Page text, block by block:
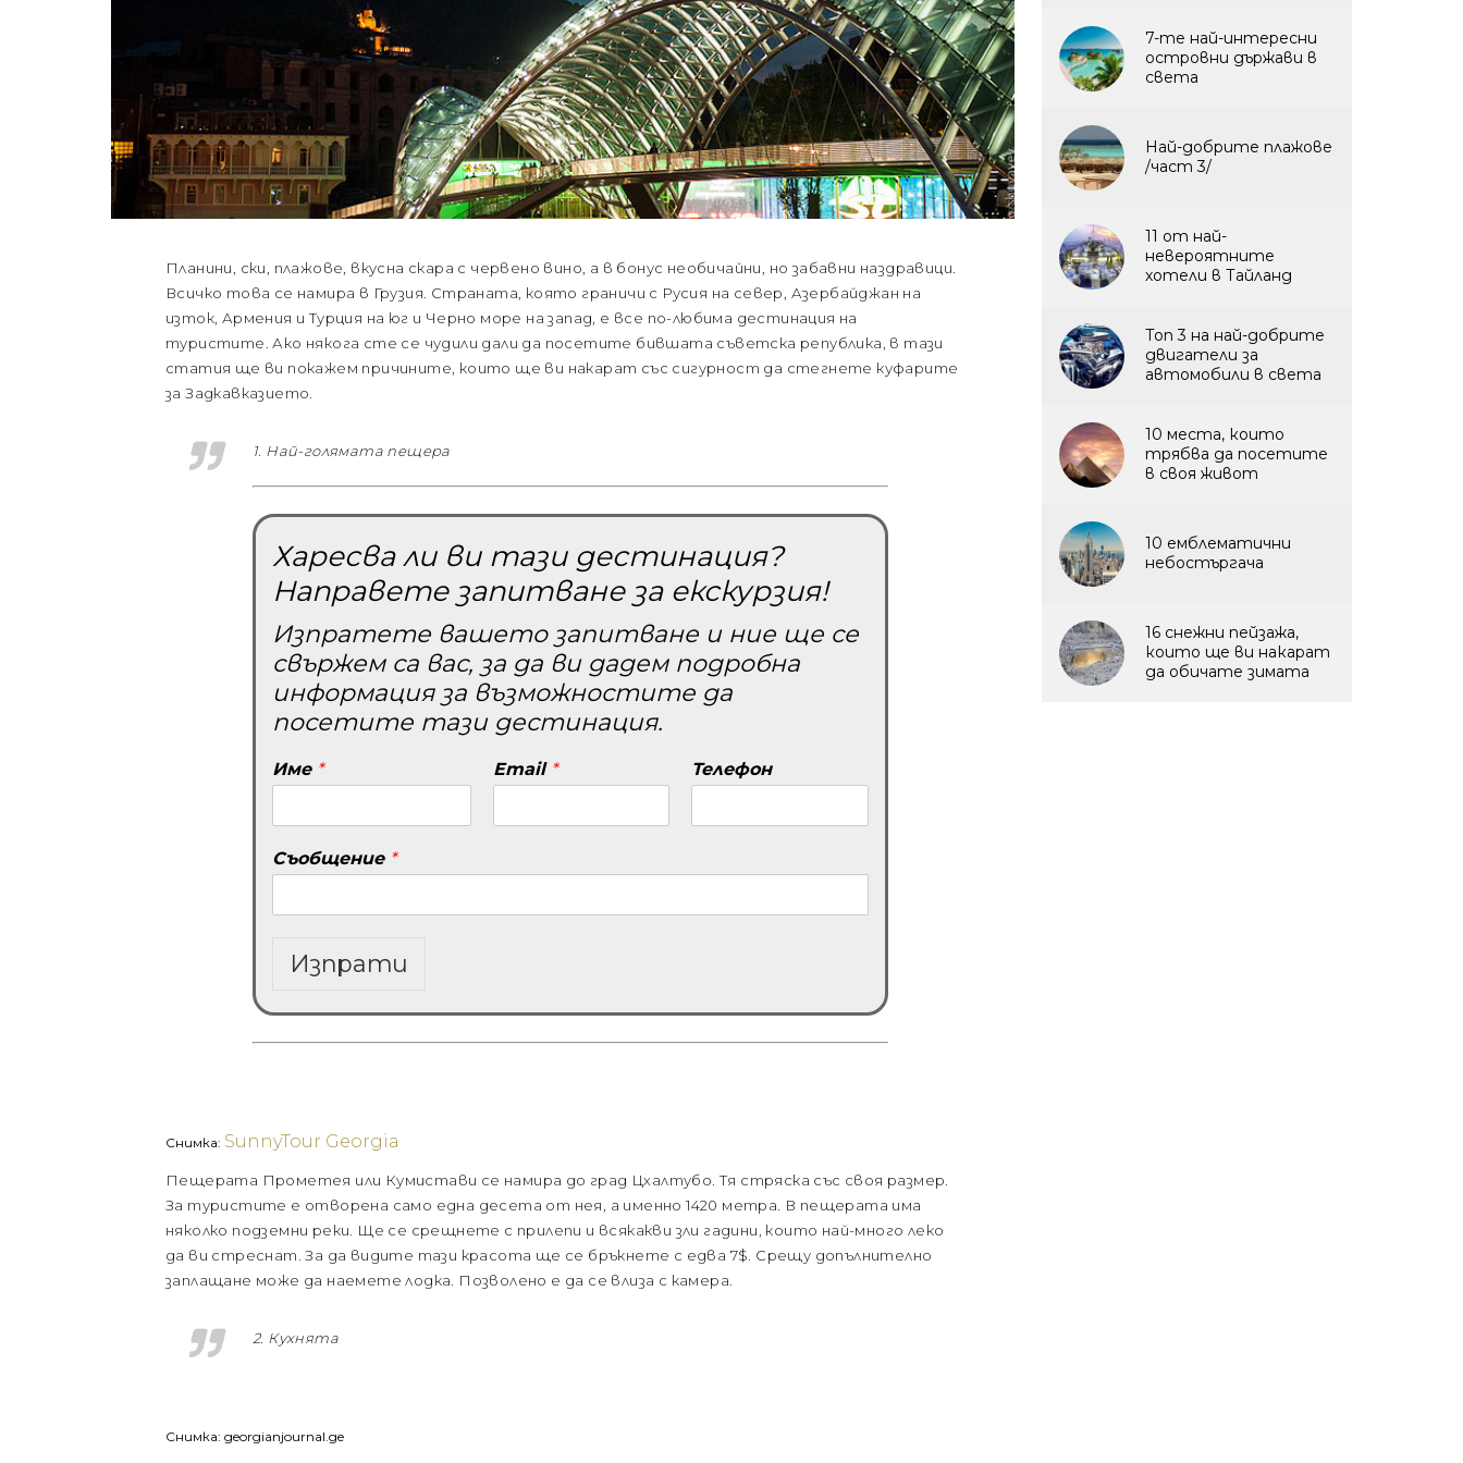
Планини, ски, плажове, вкусна скара с червено вино, а в бонус необичайни, но забавни наздравици.
Всичко това се намира в Грузия. Страната, която граничи с Русия на север, Азербайджан на
изток, Армения и Турция на юг и Черно море на запад, е все по-любима дестинация на
туристите. Ако някога сте се чудили дали да посетите бившата съветска република, в тази
статия ще ви покажем причините, които ще ви накарат със сигурност да стегнете куфарите
за Задкавказието.
1. Най-голямата пещера
Харесва ли ви тази дестинация?
Направете запитване за екскурзия!
Изпратете вашето запитване и ние ще се
свържем са вас, за да ви дадем подробна
информация за възможностите да
посетите тази дестинация.
Име * Email * Телефон
Съобщение *
Изпрати
Снимка: SunnyTour Georgia
Пещерата Прометея или Кумистави се намира до град Цхалтубо. Тя стряска със своя размер.
За туристите е отворена само една десета от нея, а именно 1420 метра. В пещерата има
няколко подземни реки. Ще се срещнете с прилепи и всякакви зли гадини, които най-много леко
да ви стреснат. За да видите тази красота ще се бръкнете с едва 7$. Срещу допълнително
заплащане може да наемете лодка. Позволено е да се влиза с камера.
2. Кухнята
Снимка: georgianjournal.ge
7-те най-интересни
островни държави в
света
Най-добрите плажове
/част 3/
11 от най-
невероятните
хотели в Тайланд
Топ 3 на най-добрите
двигатели за
автомобили в света
10 места, които
трябва да посетите
в своя живот
10 емблематични
небостъргача
16 снежни пейзажа,
които ще ви накарат
да обичате зимата